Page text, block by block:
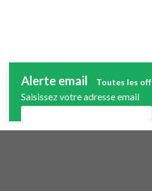
Alerte email Toutes les
Saisissez votre adresse email